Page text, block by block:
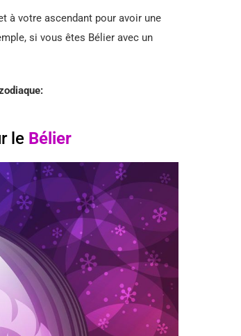
à votre ascendant pour avoir une
si vous êtes Bélier avec un
le Bélier